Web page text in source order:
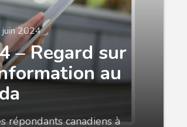
2024
– Regard sur
au
répondants canadiens à